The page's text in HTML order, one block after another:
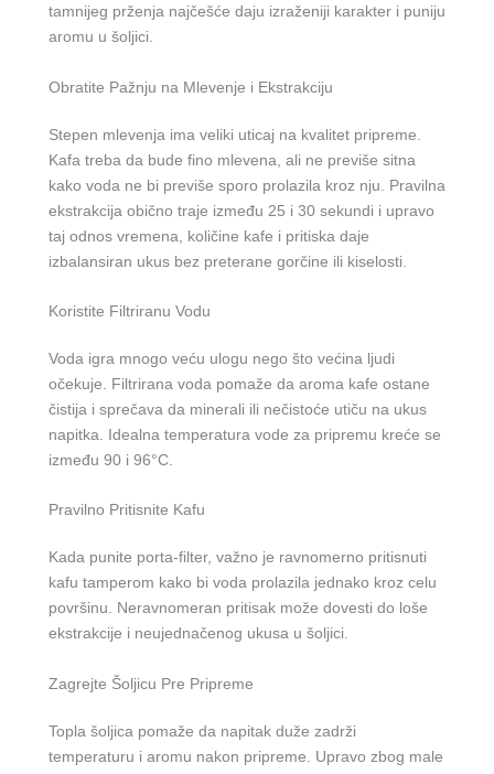
tamnijeg prženja najčešće daju izraženiji karakter i puniju
aromu u šoljici.
Obratite Pažnju na Mlevenje i Ekstrakciju
Stepen mlevenja ima veliki uticaj na kvalitet pripreme.
Kafa treba da bude fino mlevena, ali ne previše sitna
kako voda ne bi previše sporo prolazila kroz nju. Pravilna
ekstrakcija obično traje između 25 i 30 sekundi i upravo
taj odnos vremena, količine kafe i pritiska daje
izbalansiran ukus bez preterane gorčine ili kiselosti.
Koristite Filtriranu Vodu
Voda igra mnogo veću ulogu nego što većina ljudi
očekuje. Filtrirana voda pomaže da aroma kafe ostane
čistija i sprečava da minerali ili nečistoće utiču na ukus
napitka. Idealna temperatura vode za pripremu kreće se
između 90 i 96°C.
Pravilno Pritisnite Kafu
Kada punite porta-filter, važno je ravnomerno pritisnuti
kafu tamperom kako bi voda prolazila jednako kroz celu
površinu. Neravnomeran pritisak može dovesti do loše
ekstrakcije i neujednačenog ukusa u šoljici.
Zagrejte Šoljicu Pre Pripreme
Topla šoljica pomaže da napitak duže zadrži
temperaturu i aromu nakon pripreme. Upravo zbog male